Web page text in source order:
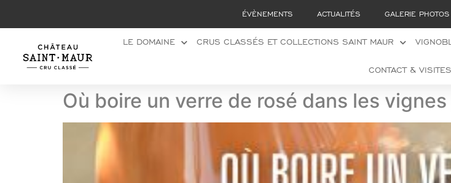
ÉVÈNEMENTS ACTUALITÉS GALERIE PHOTOS
LE DOMAINE CRUS CLASSÉS ET COLLECTIONS SAINT MAUR
CONTACT & VISITES
Où boire un verre de rosé dans les